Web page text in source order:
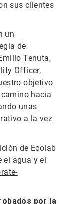
sus clientes
un
de
Tenuta,
Officer,
objetivo
hacia
unas
a la vez
de Ecolab
agua y el
por la